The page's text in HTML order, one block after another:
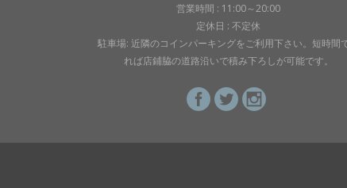
営業時間 : 11:00～20:00
定休日 : 不定休
駐車場: 近隣のコインパーキングをご利用下さい。短時間
れば店鋪脇の道路沿いで積み下ろしが可能です。